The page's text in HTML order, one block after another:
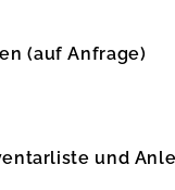
(auf Anfrage)
und